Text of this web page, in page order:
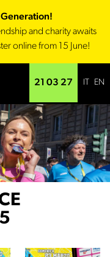
and charity awaits
online from 15 June!
21 03 27 EN